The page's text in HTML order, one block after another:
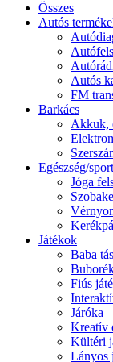
Összes
Autós
Autós
FM
Barkács
Akkuk,
Egészség/sport
Jóga
Játékok
Baba
Fiús
Járóka
Kreatív
Kültéri
Lányos